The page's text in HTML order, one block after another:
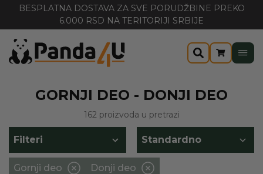
BESPLATNA DOSTAVA ZA SVE PORUDŽBINE PREKO
6.000 RSD NA TERITORIJI SRBIJE
GORNJI DEO - DONJI DEO
162 proizvoda u pretrazi
Filteri
Gornji deo Donji deo